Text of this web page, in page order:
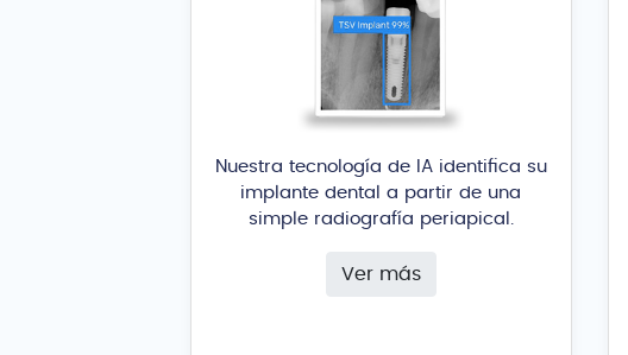
Nuestra tecnología de IA identifica su
implante dental a partir de una
simple radiografía periapical.
Ver más